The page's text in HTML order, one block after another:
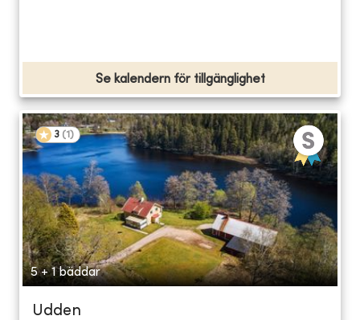
Se kalendern för tillgänglighet
3 (1 )
5 + 1 bäddar
Udden